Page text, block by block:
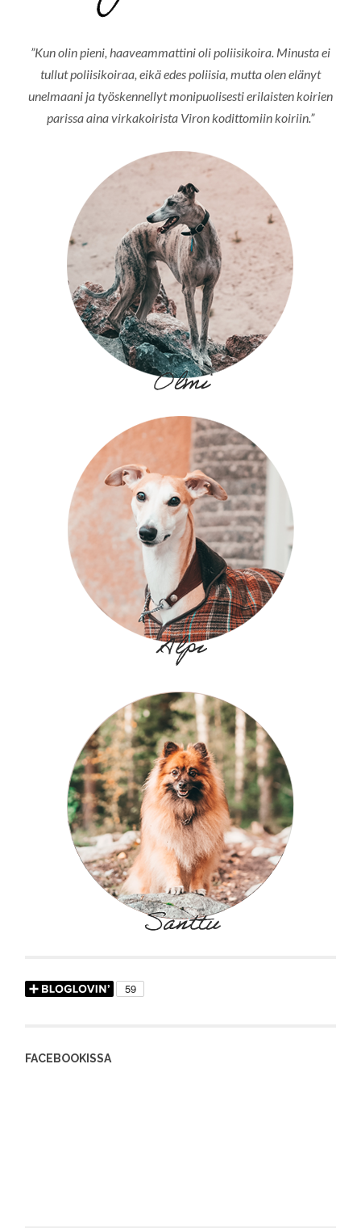
”Kun olin pieni, haaveammattini oli poliisikoira. Minusta ei
tullut poliisikoiraa, eikä edes poliisia, mutta olen elänyt
unelmaani ja työskennellyt monipuolisesti erilaisten koirien
parissa aina virkakoirista Viron kodittomiin koiriin.”
FACEBOOKISSA